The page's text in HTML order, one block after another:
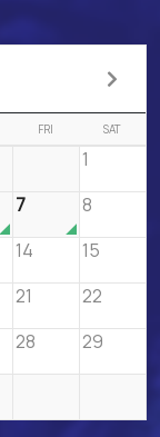
FRI SAT
1
7
8
14
15
21
22
28
29